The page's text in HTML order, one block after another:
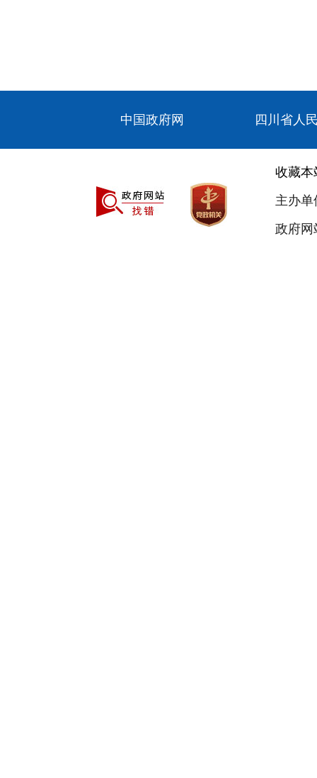
中国政府网 四川省人
收藏本
主办
政府网